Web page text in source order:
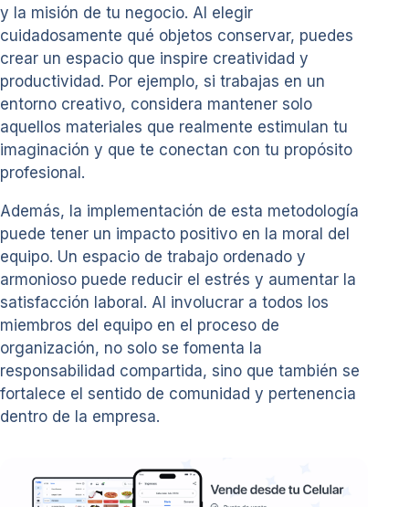
y la misión de tu negocio. Al elegir
cuidadosamente qué objetos conservar, puedes
crear un espacio que inspire creatividad y
productividad. Por ejemplo, si trabajas en un
entorno creativo, considera mantener solo
aquellos materiales que realmente estimulan tu
imaginación y que te conectan con tu propósito
profesional.
Además, la implementación de esta metodología
puede tener un impacto positivo en la moral del
equipo. Un espacio de trabajo ordenado y
armonioso puede reducir el estrés y aumentar la
satisfacción laboral. Al involucrar a todos los
miembros del equipo en el proceso de
organización, no solo se fomenta la
responsabilidad compartida, sino que también se
fortalece el sentido de comunidad y pertenencia
dentro de la empresa.